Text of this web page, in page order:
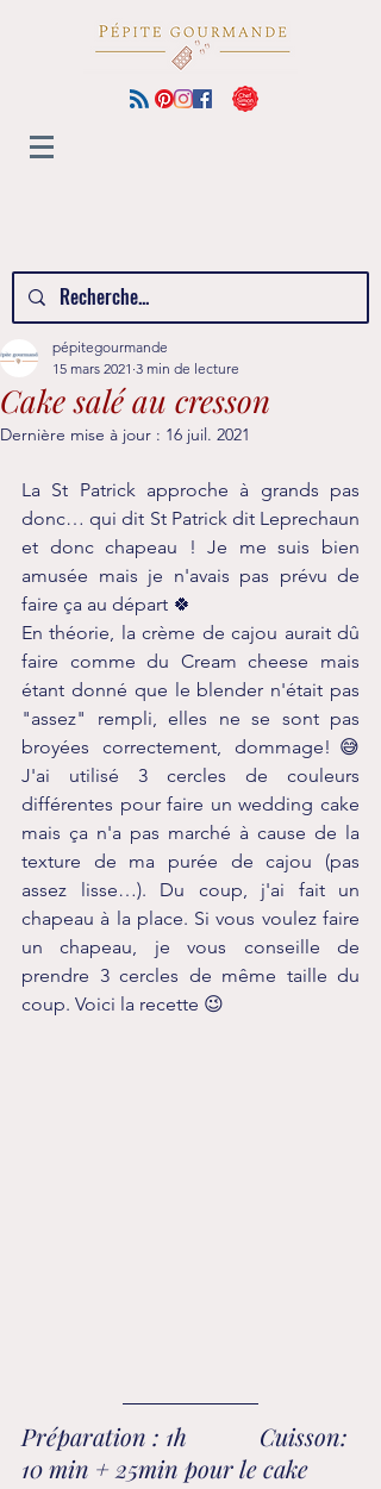
Cake salé au cresson
pépitegourmande
15 mars 2021 3 min de lecture
Dernière mise à jour : 16 juil. 2021
La St Patrick approche à grands pas
donc… qui dit St Patrick dit Leprechaun
et donc chapeau ! Je me suis bien
amusée mais je n'avais pas prévu de
faire ça au départ 🍀
En théorie, la crème de cajou aurait dû
faire comme du Cream cheese mais
étant donné que le blender n'était pas
"assez" rempli, elles ne se sont pas
broyées correctement, dommage!😅
J'ai utilisé 3 cercles de couleurs
différentes pour faire un wedding cake
mais ça n'a pas marché à cause de la
texture de ma purée de cajou (pas
assez lisse…). Du coup, j'ai fait un
chapeau à la place. Si vous voulez faire
un chapeau, je vous conseille de
prendre 3 cercles de même taille du
coup. Voici la recette 😉
Préparation : 1h		Cuisson:
10 min + 25min pour le cake